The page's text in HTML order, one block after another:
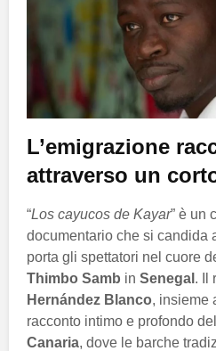
L’emigrazione
attraverso un
“Los cayucos de Kayar” è un
documentario che si candida
porta gli spettatori nel cuore
Thimbo Samb in Senegal . Il
Hernández Blanco, insieme
racconto intimo e profondo
Canaria, dove le barche